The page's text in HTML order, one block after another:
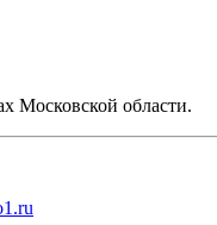
Московской области.